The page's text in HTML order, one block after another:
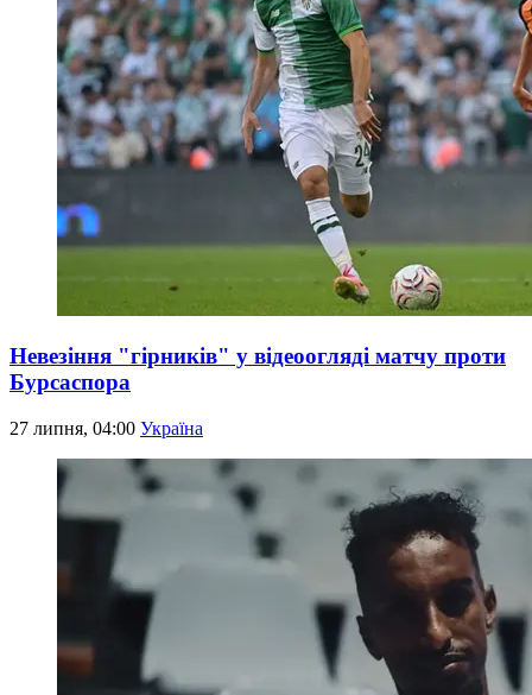
Невезіння "гірників" у відеоогляді матчу проти
Бурсаспора
27 липня, 04:00 Україна